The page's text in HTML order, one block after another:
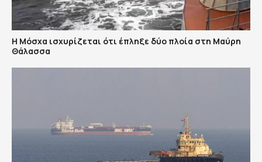
Η Μόσχα ισχυρίζεται ότι έπληξε δύο πλοία στη Μαύρη
Θάλασσα